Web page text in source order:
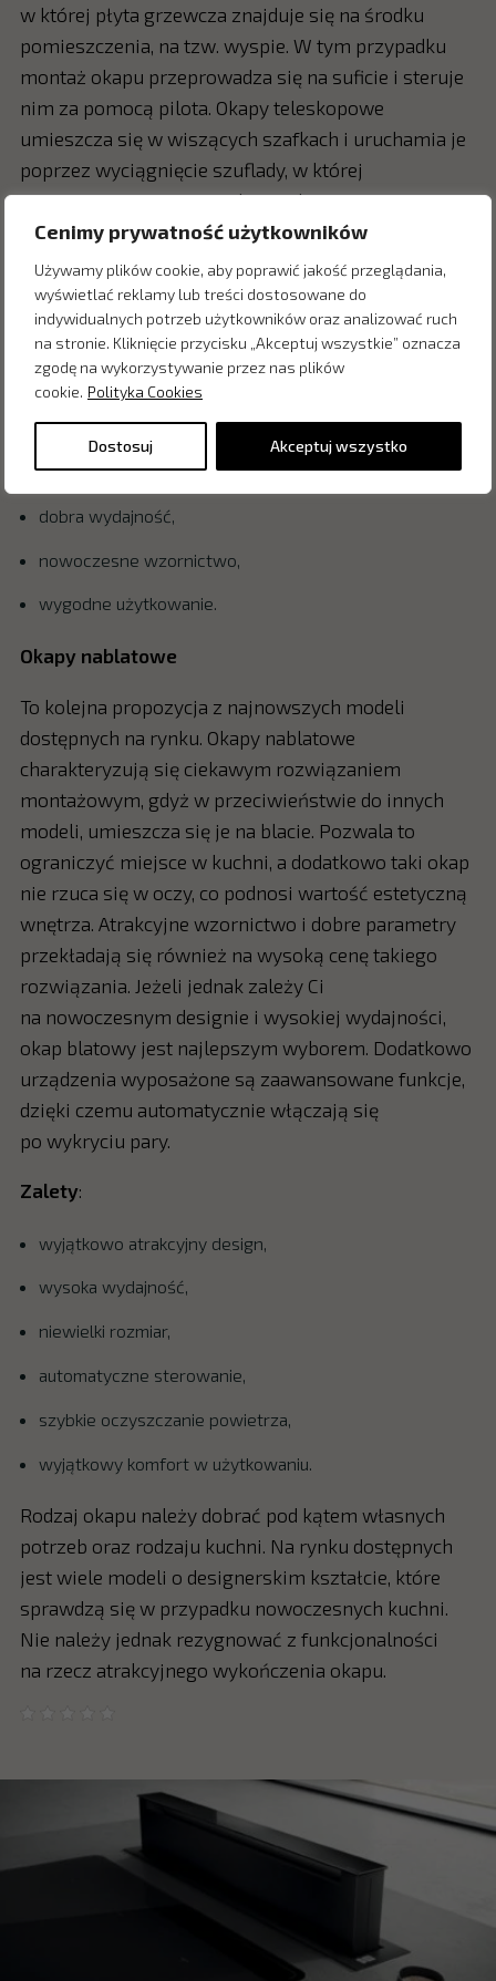
Cenimy prywatność użytkowników
Używamy plików cookie, aby poprawić jakość przeglądania,
wyświetlać reklamy lub treści dostosowane do
indywidualnych potrzeb użytkowników oraz analizować ruch
na stronie. Kliknięcie przycisku „Akceptuj wszystkie” oznacza
zgodę na wykorzystywanie przez nas plików
cookie. Polityka Cookies
Dostosuj Akceptuj wszystko
w której płyta grzewcza znajduje się na środku
pomieszczenia, na tzw. wyspie. W tym przypadku
montaż okapu przeprowadza się na suficie i steruje
nim za pomocą pilota. Okapy teleskopowe
umieszcza się w wiszących szafkach i uruchamia je
poprzez wyciągnięcie szuflady, w której
zamontowany jest wentylator. Okapy wyspowe
wyróżniają się ciekawymi formami, nowoczesnym
designem oraz minimalistycznym wykończeniem,
dlatego uważane są za najmodniejszy wariant
dostępny na rynku.
Zalety:
duża powierzchnia wentylacji,
zajmują mało miejsca,
dobra wydajność,
nowoczesne wzornictwo,
wygodne użytkowanie.
Okapy nablatowe
To kolejna propozycja z najnowszych modeli
dostępnych na rynku. Okapy nablatowe
charakteryzują się ciekawym rozwiązaniem
montażowym, gdyż w przeciwieństwie do innych
modeli, umieszcza się je na blacie. Pozwala to
ograniczyć miejsce w kuchni, a dodatkowo taki okap
nie rzuca się w oczy, co podnosi wartość estetyczną
wnętrza. Atrakcyjne wzornictwo i dobre parametry
przekładają się również na wysoką cenę takiego
rozwiązania. Jeżeli jednak zależy Ci
na nowoczesnym designie i wysokiej wydajności,
okap blatowy jest najlepszym wyborem. Dodatkowo
urządzenia wyposażone są zaawansowane funkcje,
dzięki czemu automatycznie włączają się
po wykryciu pary.
Zalety:
wyjątkowo atrakcyjny design,
wysoka wydajność,
niewielki rozmiar,
automatyczne sterowanie,
szybkie oczyszczanie powietrza,
wyjątkowy komfort w użytkowaniu.
Rodzaj okapu należy dobrać pod kątem własnych
potrzeb oraz rodzaju kuchni. Na rynku dostępnych
jest wiele modeli o designerskim kształcie, które
sprawdzą się w przypadku nowoczesnych kuchni.
Nie należy jednak rezygnować z funkcjonalności
na rzecz atrakcyjnego wykończenia okapu.